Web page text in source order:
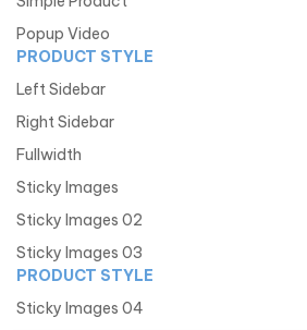
Popup Video
PRODUCT STYLE
Left Sidebar
Right Sidebar
Fullwidth
Sticky Images
Sticky Images 02
Sticky Images 03
PRODUCT STYLE
Sticky Images 04